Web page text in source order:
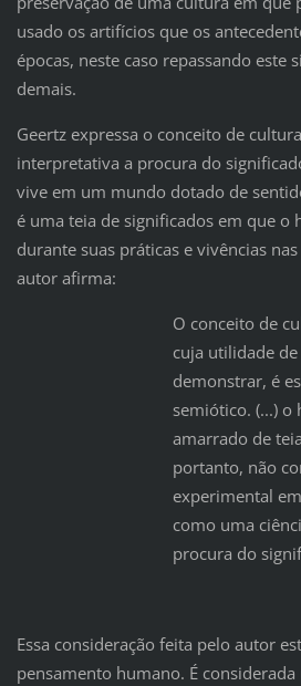
usado os artifícios que os
épocas, neste caso repassando este
demais.
Geertz expressa o conceito de
interpretativa a procura do
vive em um mundo dotado de
é uma teia de significados em que o
durante suas práticas e vivências
autor afirma:
O conceito de
cuja utilidade
demonstrar, é
semiótico. (...)
amarrado de
portanto, não
experimental
como uma
procura do
Essa consideração feita pelo autor
pensamento humano. É